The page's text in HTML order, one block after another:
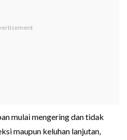
mulai mengering dan tidak
maupun keluhan lanjutan,